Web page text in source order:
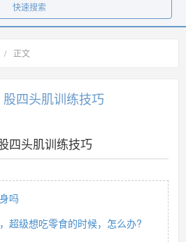
快速搜索
/ 正文
四头肌训练技巧
四头肌训练技巧
吗
超级想吃零食的时候，怎么办?